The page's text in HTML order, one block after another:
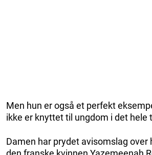
Men hun er også et perfekt
ikke er knyttet til ungdom i det hele
Damen har prydet avisomslag over